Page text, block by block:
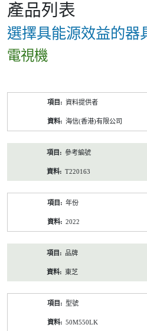
產品列表
選擇具能源效益的器
電視機
資料提供者
海信(香港)有限公司
參考編號
T220163
年份
2022
品牌
東芝
型號
50M550LK